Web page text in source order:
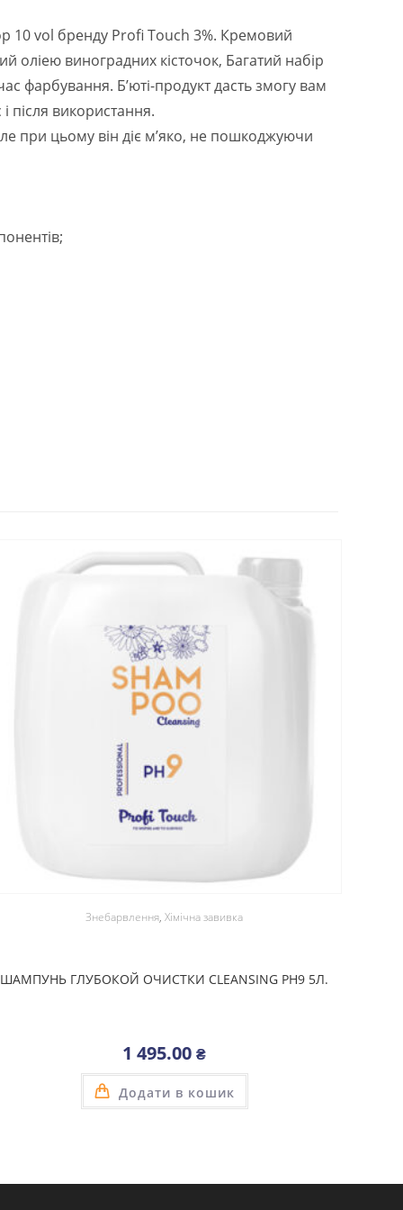
10 vol бренду Profi Touch 3%. Кремовий
оліею виноградних кісточок, Багатий набір
фарбування. Б’юті-продукт дасть змогу вам
після використання.
при цьому він діє м’яко, не пошкоджуючи
Знебарвлення,Хімічна завивка
ШАМПУНЬ ГЛУБОКОЙ ОЧИСТКИ CLEANSING PH9 5Л.
1 495.00₴
Додати в кошик